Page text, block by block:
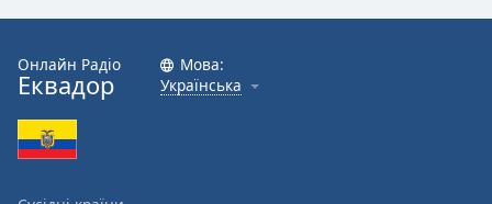
Font
Family
Онлайн Радіо
Еквадор
Мова:
Українська